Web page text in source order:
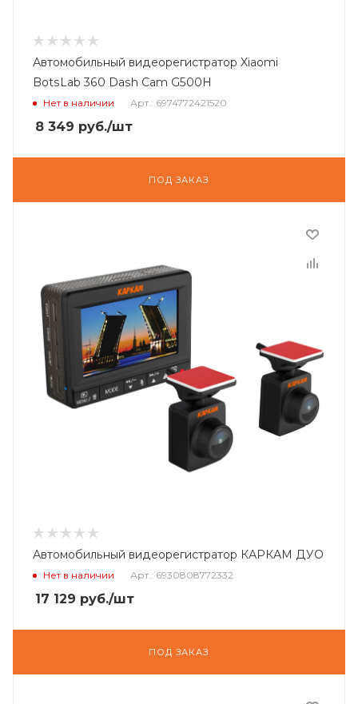
Автомобильный видеорегистратор Xiaomi
BotsLab 360 Dash Cam G500H
Нет в наличии Арт.: 6974772421520
8 349 руб./шт
ПОД ЗАКАЗ
Автомобильный видеорегистратор КАРКАМ ДУО
Нет в наличии Арт.: 6930808772332
17 129 руб./шт
ПОД ЗАКАЗ